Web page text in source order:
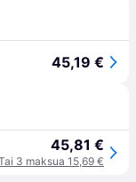
45,19 €
45,81 €
3 maksua 15,69 €